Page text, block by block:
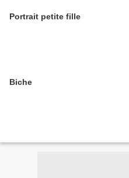
Portrait petite fille
Biche